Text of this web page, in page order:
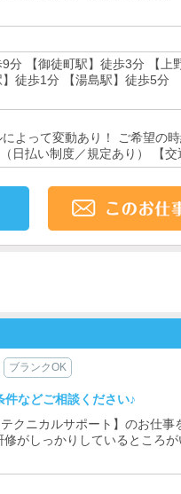
9分 【御徒町駅】徒歩3分 【上
】徒歩1分 【湯島駅】徒歩5
よって変動あり！ ご希望の
日払い制度／規定あり） 【交
ブランクOK
などご相談ください♪
クニカルサポート】のお仕事
がしっかりしているところが